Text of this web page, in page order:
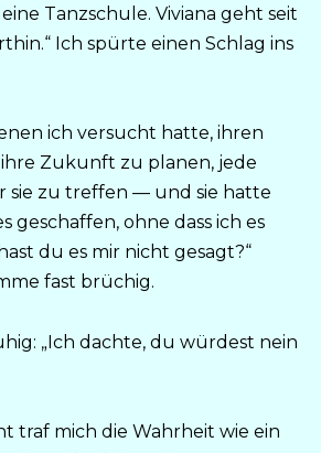
eine Tanzschule. Viviana geht seit
Ich spürte einen Schlag ins
ich versucht hatte, ihren
Zukunft zu planen, jede
sie zu treffen — und sie hatte
geschaffen, ohne dass ich es
du es mir nicht gesagt?“
fast brüchig.
„Ich dachte, du würdest nein
traf mich die Wahrheit wie ein